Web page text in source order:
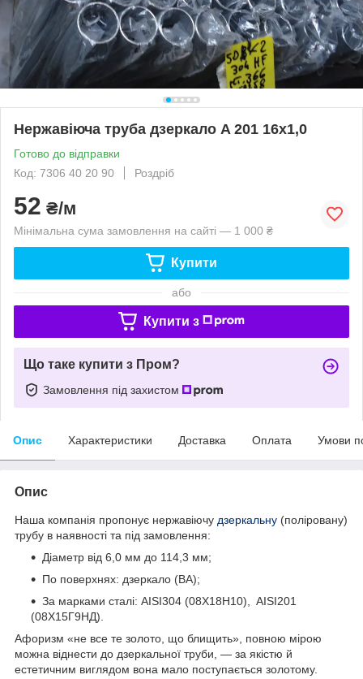
Нержавіюча труба дзеркало A 201 16х1,0
Готово до відправки
Код: 7306 40 20 90
Роздріб
52 ₴/м
Мінімальна сума замовлення на сайті — 1 000 ₴
Купити
або
Купити з
Що таке купити з Пром?
Замовлення під захистом
Опис Характеристики Доставка Оплата Умови
Опис
Наша компанія пропонує нержавіючу дзеркальну (поліровану)
трубу в наявності та під замовлення:
Діаметр від 6,0 мм до 114,3 мм;
По поверхнях: дзеркало (ВА);
За марками сталі: AISI304 (08Х18Н10), AISI201
(08Х15Г9НД).
Афоризм «не все те золото, що блищить», повною мірою
можна віднести до дзеркальної труби, — за якістю й
естетичним виглядом вона мало поступається золотому.